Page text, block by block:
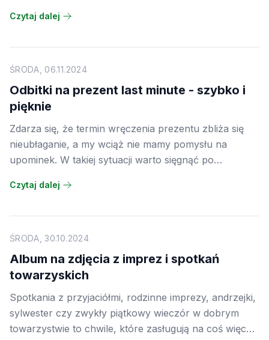
czymś bardziej osobistym. Fotoksiążka adwentowa to
opowieść prowadzącą prosto do świątecznego stołu.
Czytaj dalej
ŚRODA, 06.11.2024
Odbitki na prezent last minute - szybko i
pięknie
Zdarza się, że termin wręczenia prezentu zbliża się
nieubłaganie, a my wciąż nie mamy pomysłu na
upominek. W takiej sytuacji warto sięgnąć po
i piękne. Wywołane zdjęcia to jeden z tych prezentów,
Czytaj dalej
ŚRODA, 30.10.2024
Album na zdjęcia z imprez i spotkań
towarzyskich
Spotkania z przyjaciółmi, rodzinne imprezy, andrzejki,
sylwester czy zwykły piątkowy wieczór w dobrym
towarzystwie to chwile, które zasługują na coś więcej